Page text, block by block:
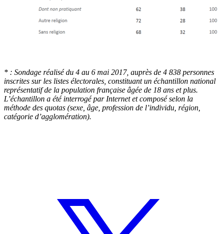
* : Sondage réalisé du 4 au 6 mai 2017, auprès de 4 838 personnes
inscrites sur les listes électorales, constituant un échantillon national
représentatif de la population française âgée de 18 ans et plus.
L’échantillon a été interrogé par Internet et composé selon la
méthode des quotas (sexe, âge, profession de l’individu, région,
catégorie d’agglomération).